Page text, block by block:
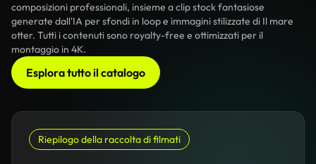
composizioni professionali, insieme a clip stock fantasiose
generate dall'IA per sfondi in loop e immagini stilizzate di Il mare
otter. Tutti i contenuti sono royalty-free e ottimizzati per il
montaggio in 4K.
Esplora tutto il catalogo
Riepilogo della raccolta di filmati